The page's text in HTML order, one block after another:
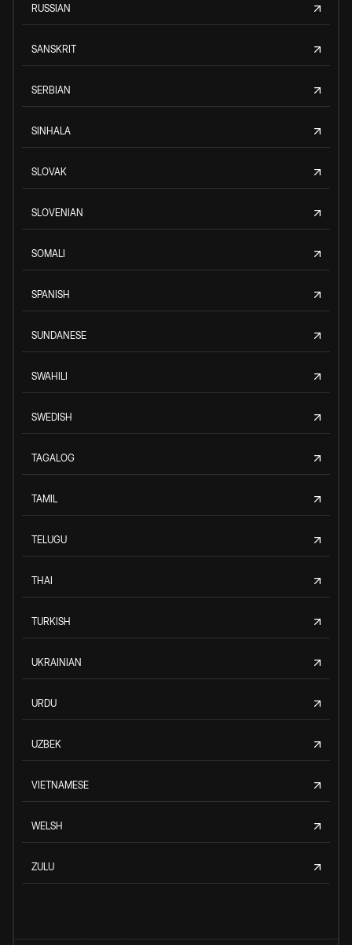
RUSSIAN
SANSKRIT
SERBIAN
SINHALA
SLOVAK
SLOVENIAN
SOMALI
SPANISH
SUNDANESE
SWAHILI
SWEDISH
TAGALOG
TAMIL
TELUGU
THAI
TURKISH
UKRAINIAN
URDU
UZBEK
VIETNAMESE
WELSH
ZULU